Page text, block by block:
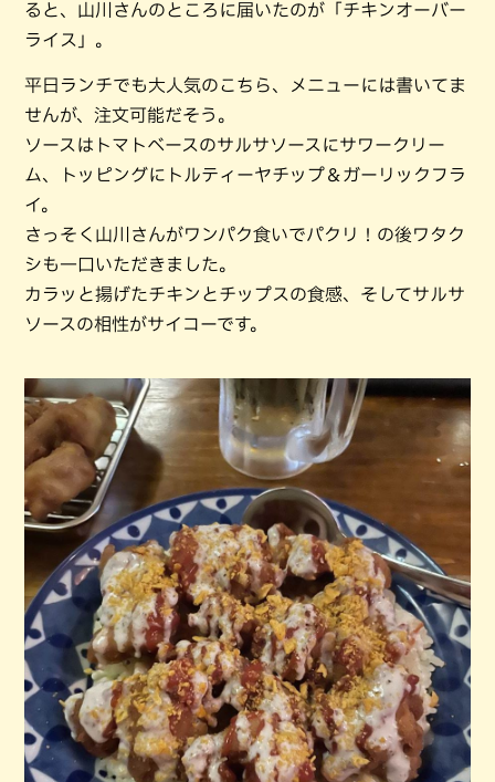
ると、山川さんのところに届いたのが「チキンオーバー
ライス」。
平日ランチでも大人気のこちら、メニューには書いてま
せんが、注文可能だそう。
ソースはトマトベースのサルサソースにサワークリー
ム、トッピングにトルティーヤチップ＆ガーリックフラ
イ。
さっそく山川さんがワンパク食いでパクリ！の後ワタク
シも一口いただきました。
カラッと揚げたチキンとチップスの食感、そしてサルサ
ソースの相性がサイコーです。